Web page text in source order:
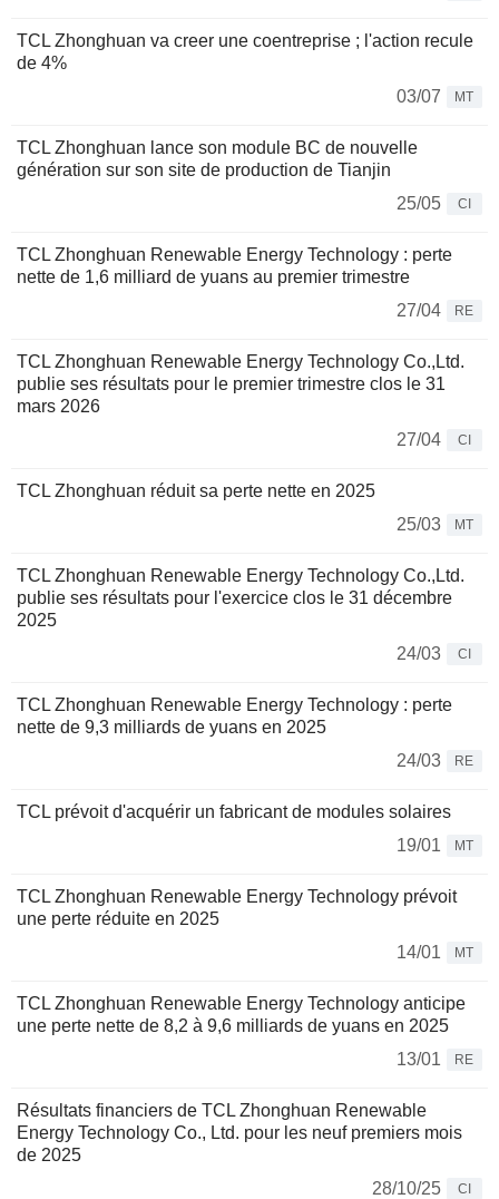
TCL Zhonghuan va creer une coentreprise ; l'action recule
de 4%
03/07
MT
TCL Zhonghuan lance son module BC de nouvelle
génération sur son site de production de Tianjin
25/05
CI
TCL Zhonghuan Renewable Energy Technology : perte
nette de 1,6 milliard de yuans au premier trimestre
27/04
RE
TCL Zhonghuan Renewable Energy Technology Co.,Ltd.
publie ses résultats pour le premier trimestre clos le 31
mars 2026
27/04
CI
TCL Zhonghuan réduit sa perte nette en 2025
25/03
MT
TCL Zhonghuan Renewable Energy Technology Co.,Ltd.
publie ses résultats pour l'exercice clos le 31 décembre
2025
24/03
CI
TCL Zhonghuan Renewable Energy Technology : perte
nette de 9,3 milliards de yuans en 2025
24/03
RE
TCL prévoit d'acquérir un fabricant de modules solaires
19/01
MT
TCL Zhonghuan Renewable Energy Technology prévoit
une perte réduite en 2025
14/01
MT
TCL Zhonghuan Renewable Energy Technology anticipe
une perte nette de 8,2 à 9,6 milliards de yuans en 2025
13/01
RE
Résultats financiers de TCL Zhonghuan Renewable
Energy Technology Co., Ltd. pour les neuf premiers mois
de 2025
28/10/25
CI